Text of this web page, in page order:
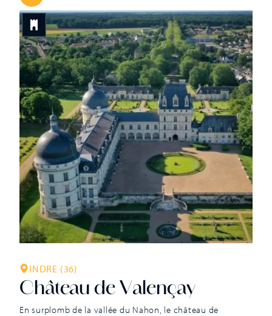
INDRE (36)
Château de Valençay
En surplomb de la vallée du Nahon, le château de